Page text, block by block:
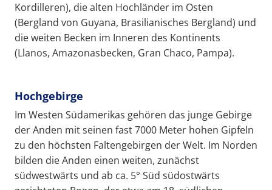
Kordilleren), die alten Hochländer im Osten
(Bergland von Guyana, Brasilianisches Bergland) und
die weiten Becken im Inneren des Kontinents
(Llanos, Amazonasbecken, Gran Chaco, Pampa).
Hochgebirge
Im Westen Südamerikas gehören das junge Gebirge
der Anden mit seinen fast 7000 Meter hohen Gipfeln
zu den höchsten Faltengebirgen der Welt. Im Norden
bilden die Anden einen weiten, zunächst
südwestwärts und ab ca. 5° Süd südostwärts